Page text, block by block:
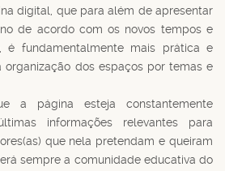
digital, que para além de apresentar
de acordo com os novos tempos e
é fundamentalmente mais prática e
organização dos espaços por temas e
a página esteja constantemente
informações relevantes para
que nela pretendam e queiram
sempre a comunidade educativa do